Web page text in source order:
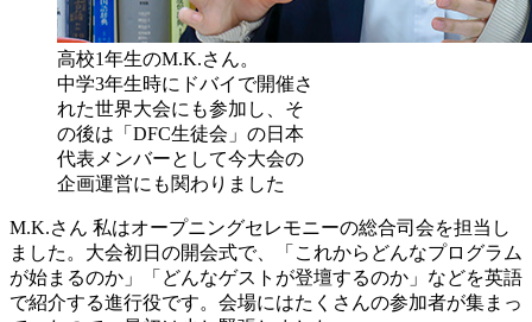
高校1年生のM.K.さん。
中学3年生時にドバイで開催さ
れた世界大会にも参加し、そ
の後は「DFC生徒会」の日本
代表メンバーとして今大会の
企画運営にも関わりました
M.K.さん 私はオープニングセレモニーの総合司会を担当し
ました。大会初日の開会式で、「これからどんなプログラム
が始まるのか」「どんなゲストが登壇するのか」などを英語
で紹介する進行役です。会場にはたくさんの参加者が集まっ